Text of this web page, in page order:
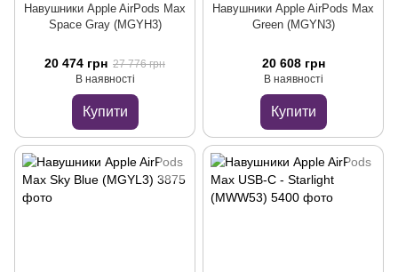
Навушники Apple AirPods Max
Space Gray (MGYH3)
20 474 грн 27 776 грн
В наявності
Купити
Навушники Apple AirPods Max
Green (MGYN3)
20 608 грн
В наявності
Купити